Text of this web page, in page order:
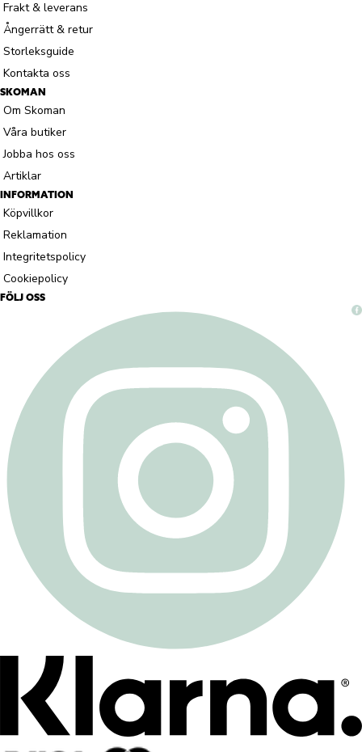
Frakt & leverans
Ångerrätt & retur
Storleksguide
Kontakta oss
SKOMAN
Om Skoman
Våra butiker
Jobba hos oss
Artiklar
INFORMATION
Köpvillkor
Reklamation
Integritetspolicy
Cookiepolicy
FÖLJ OSS